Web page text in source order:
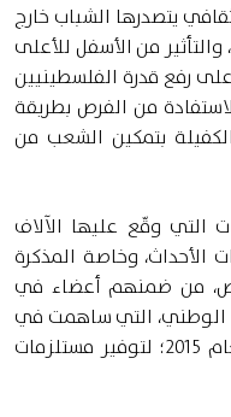
يتصدرها الشباب خارج
من الأسفل للأعلى
رفع قدرة الفلسطينيين
من الفرص بطريقة
بتمكين الشعب من
التي وقّع عليها الآلاف
وخاصة المذكرة
عليها أكثر من 1000 شخص، من ضمنهم أعضاء في
الوطني، التي ساهمت في
تأجيل عقد المجلس الوطني في العام 2015؛ لتوفير مستلزمات